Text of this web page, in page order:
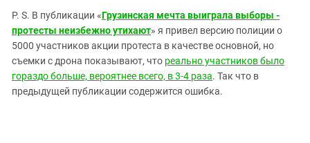
P. S. В публикации «Грузинская мечта выиграла выборы -
протесты неизбежно утихают» я привел версию полиции о
5000 участников акции протеста в качестве основной, но
съемки с дрона показывают, что реально участников было
гораздо больше, вероятнее всего, в 3-4 раза. Так что в
предыдущей публикации содержится ошибка.